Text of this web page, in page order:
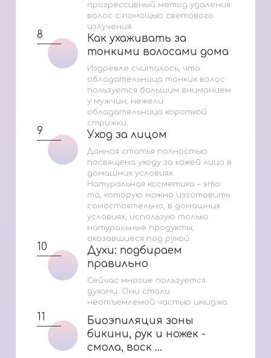
прогрессивный метод удаления
волос с помощью светового
излучения.
8
Как ухаживать за
тонкими волосами дома
Как ухаживать за
тонкими волосами дома
Издревле считалось, что
обладательница тонких волос
пользуется большим вниманием
у мужчин, нежели
обладательница короткой
стрижки.
9 Уход за лицом
Уход за лицом
Данная статья полностью
посвящена уходу за кожей лица в
домашних условиях.
Натуральная косметика – это
та, которую можно изготовить
самостоятельно, в домашних
условиях, использую только
натуральные продукты,
оказавшиеся под рукой.
10
Духи: подбираем
правильно
Духи: подбираем
правильно
Сейчас многие пользуется
духами. Они стали
неотъемлемой частью имиджа.
11
Биоэпиляция зоны
бикини, рук и ножек -
смола, воск ...
Биоэпиляция зоны
бикини, рук и ножек -
смола, воск ...